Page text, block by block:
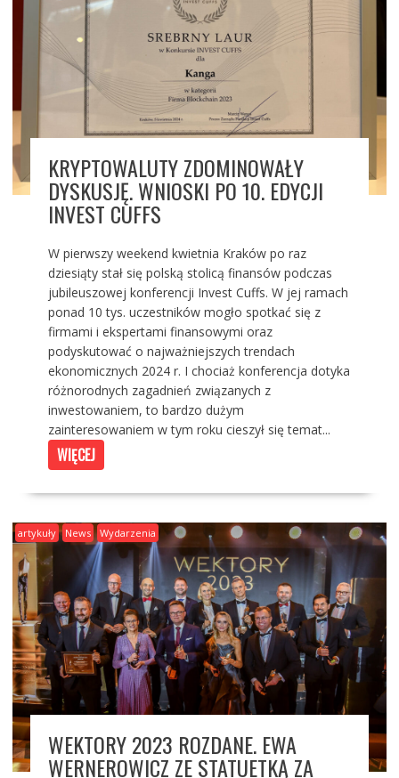
KRYPTOWALUTY ZDOMINOWAŁY
DYSKUSJĘ. WNIOSKI PO 10. EDYCJI
INVEST CUFFS
W pierwszy weekend kwietnia Kraków po raz
dziesiąty stał się polską stolicą finansów podczas
jubileuszowej konferencji Invest Cuffs. W jej ramach
ponad 10 tys. uczestników mogło spotkać się z
firmami i ekspertami finansowymi oraz
podyskutować o najważniejszych trendach
ekonomicznych 2024 r. I chociaż konferencja dotyka
różnorodnych zagadnień związanych z
inwestowaniem, to bardzo dużym
zainteresowaniem w tym roku cieszył się temat...
WIĘCEJ
artykuły News Wydarzenia
WEKTORY 2023 ROZDANE. EWA
WERNEROWICZ ZE STATUETKĄ ZA